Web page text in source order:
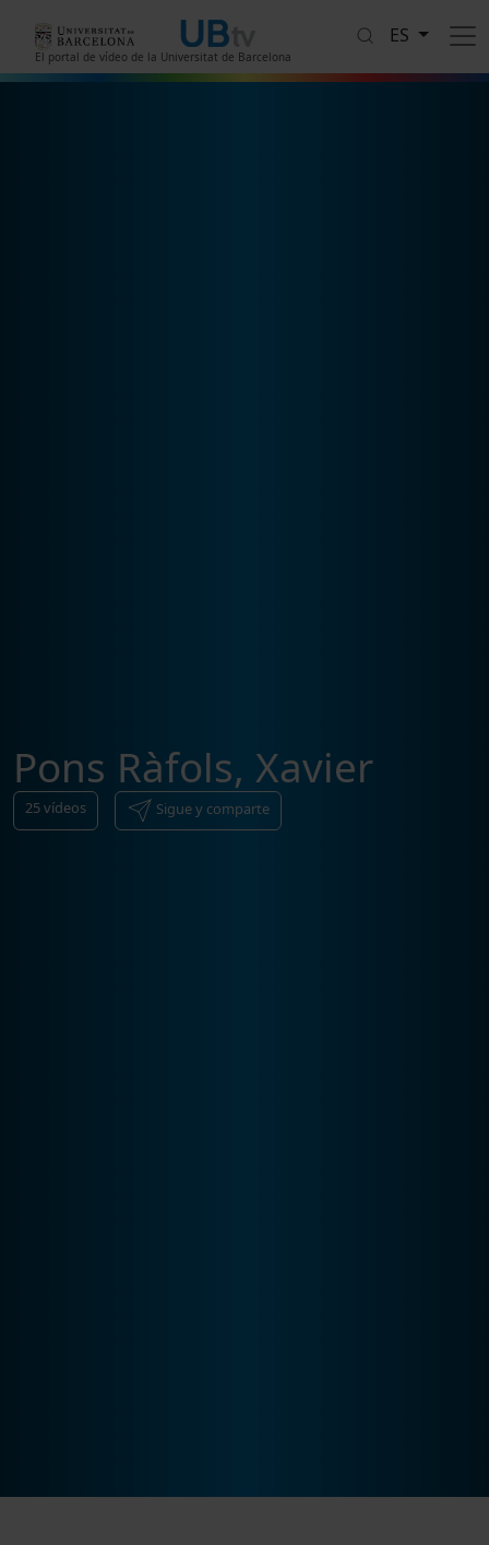
El portal de vídeo de la Universitat de Barcelona
ES
Pons Ràfols, Xavier
25vídeos Sigue y comparte